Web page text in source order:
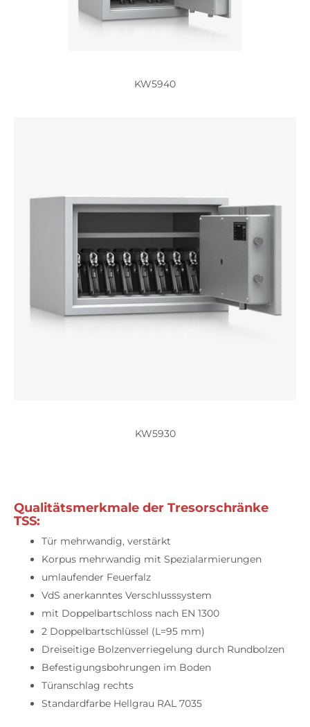
KW5940
KW5930
Qualitätsmerkmale der Tresorschränke
TSS:
Tür mehrwandig, verstärkt
Korpus mehrwandig mit Spezialarmierungen
umlaufender Feuerfalz
VdS anerkanntes Verschlusssystem
mit Doppelbartschloss nach EN 1300
2 Doppelbartschlüssel (L=95 mm)
Dreiseitige Bolzenverriegelung durch Rundbolzen
Befestigungsbohrungen im Boden
Türanschlag rechts
Standardfarbe Hellgrau RAL 7035